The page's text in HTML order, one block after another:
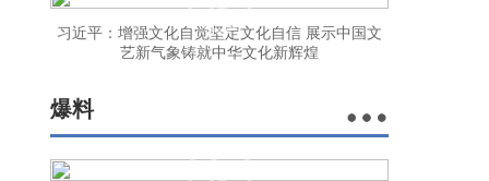
习近平：增强文化自觉坚定文化自信 展示中国文
艺新气象铸就中华文化新辉煌
爆料